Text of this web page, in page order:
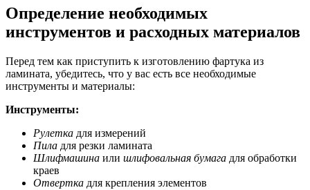
Определение необходимых
инструментов и расходных материалов
Перед тем как приступить к изготовлению фартука из
ламината, убедитесь, что у вас есть все необходимые
инструменты и материалы:
Инструменты:
Рулетка для измерений
Пила для резки ламината
Шлифмашина или шлифовальная бумага для обработки
краев
Отвертка для крепления элементов